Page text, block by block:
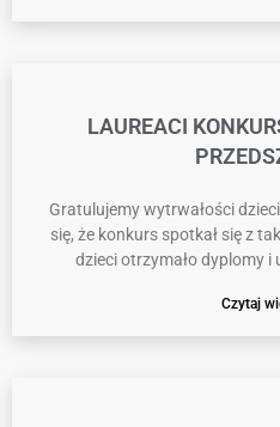
LAUREACI
Gratulujemy wytrwałości
się, że konkurs spotkał się z
dzieci otrzymało dyplomy
Czytaj